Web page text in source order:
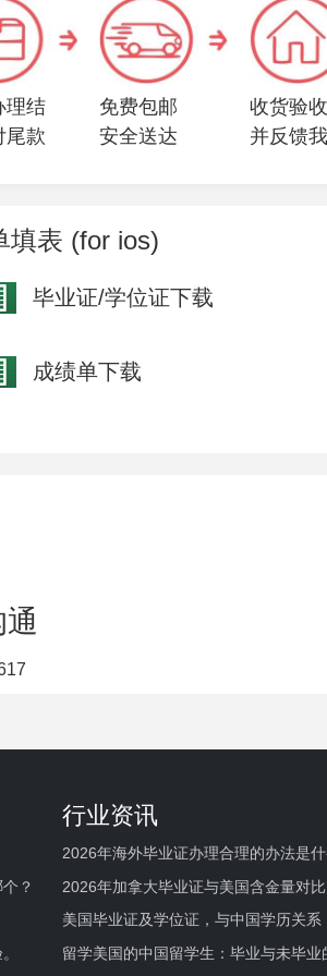
理结
尾款
免费包邮
安全送达
收货验
并反馈
填表 (for ios)
毕业证/学位证下载
成绩单下载
？
行业资讯
2026年海外毕业证办理合理的办法是
2026年加拿大毕业证与美国含金量对比
美国毕业证及学位证，与中国学历关系
留学美国的中国留学生：毕业与未毕业